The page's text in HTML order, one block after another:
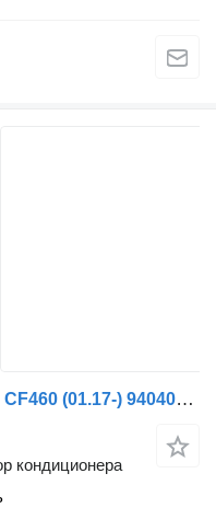
Радиатор кондиционера DAF CF460 (01.17-) 940409 для тягача DAF CF450, CF460 (2017-)
кондиционера